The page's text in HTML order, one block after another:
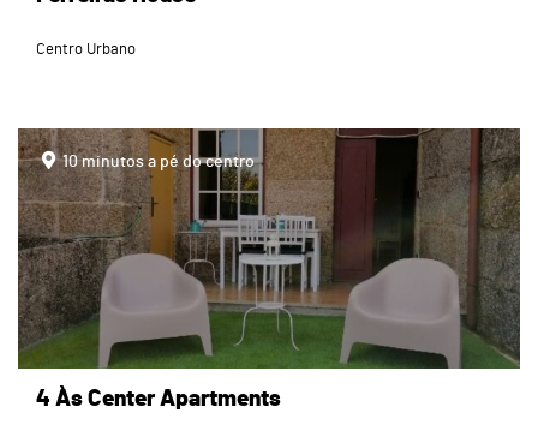
Centro Urbano
page
10 minutos a pé do centro
4 Às Center Apartments